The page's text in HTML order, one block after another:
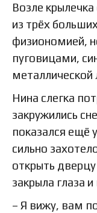
Возле
из трёх
физиономией,
пуговицами,
металлической
Нина слегка
закружились
показался ещё
сильно
открыть
закрыла глаза
– Я вижу, вам